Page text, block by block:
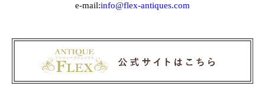
e-mail:info@flex-antiques.com